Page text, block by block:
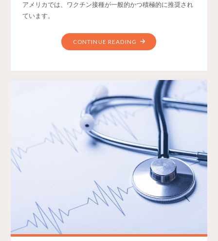
アメリカでは、ワクチン接種が一般的かつ積極的に推奨され
ています。
CONTINUE READING